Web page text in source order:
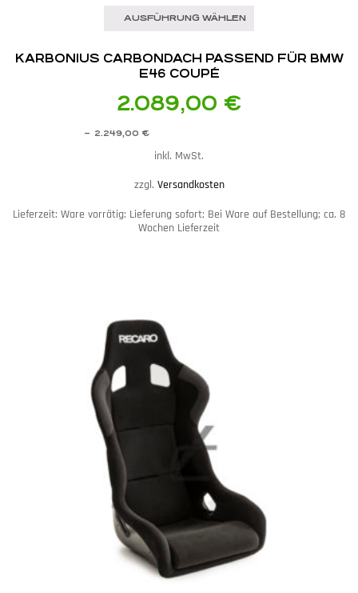
AUSFÜHRUNG WÄHLEN
KARBONIUS CARBONDACH PASSEND FÜR BMW
E46 COUPÉ
2.089,00 €
– 2.249,00 €
inkl. MwSt.
zzgl. Versandkosten
Lieferzeit: Ware vorrätig: Lieferung sofort; Bei Ware auf Bestellung; ca. 8
Wochen Lieferzeit